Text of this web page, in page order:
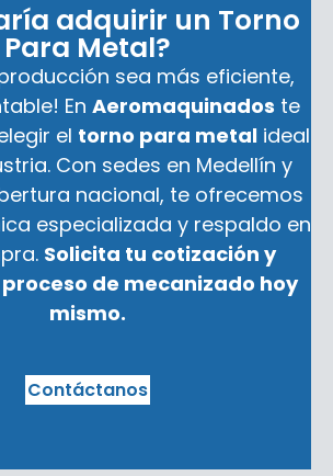
adquirir un Torno
Para Metal?
sea más eficiente,
En Aeromaquinados te
el torno para metalideal
Con sedes en Medellín y
nacional, te ofrecemos
especializada y respaldo en
Solicita tu cotización y
de mecanizado hoy
mismo.
Contáctanos